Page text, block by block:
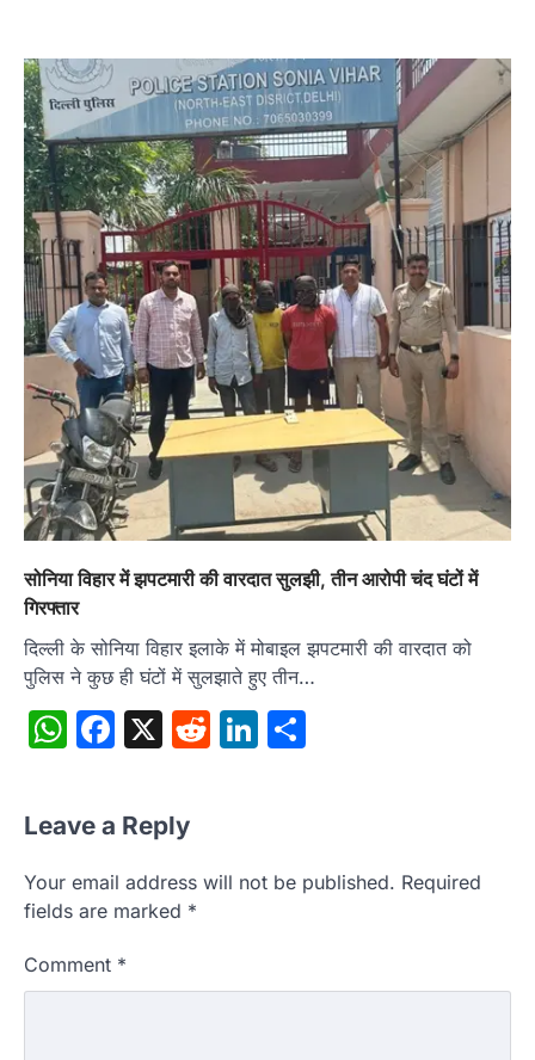
सोनिया विहार में झपटमारी की वारदात सुलझी, तीन आरोपी चंद घंटों में
गिरफ्तार
दिल्ली के सोनिया विहार इलाके में मोबाइल झपटमारी की वारदात को
पुलिस ने कुछ ही घंटों में सुलझाते हुए तीन…
WhatsApp
Facebook
X RedditLinkedIn
Leave a Reply
Your email address will not be published. Required
fields are marked *
Comment *